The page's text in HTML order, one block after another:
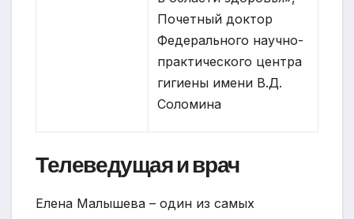
Почетный доктор
Федерального научно-
практического центра
гигиены имени В.Д.
Соломина
Телеведущая и врач
Елена Малышева – один из самых